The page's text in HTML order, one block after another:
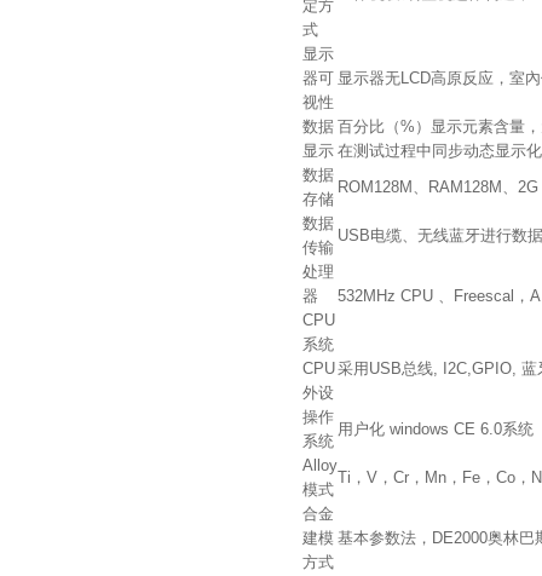
定方
式
显示
器可
视性
显示器无LCD高原反应，室
数据
显示
百分比（%）显示元素含量
在测试过程中同步动态显示
数据
存储
ROM128M、RAM128M、
数据
传输
USB电缆、无线蓝牙进行数
处理
器
CPU
532MHz CPU 、Freescal，
系统
CPU
外设
采用USB总线, I2C,GPIO,
操作
系统
用户化 windows CE 6.0系统
Alloy
模式
Ti，V，Cr，Mn，Fe，Co，
合金
建模
方式
基本参数法，DE2000奥林